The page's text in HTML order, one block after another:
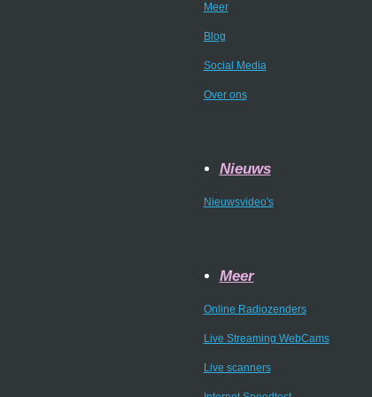
Meer
Blog
Social Media
Over ons
Nieuws
Nieuwsvideo's
Meer
Online Radiozenders
Live Streaming WebCams
Live scanners